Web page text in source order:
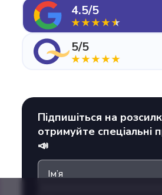
4.5/5
5/5
Підпишіться на
отримуйте спеціальні
📣